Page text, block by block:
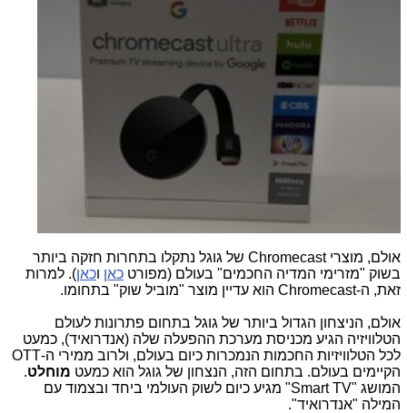
אולם, מוצרי Chromecast של גוגל נתקלו בתחרות חזקה ביותר
בשוק "מזרימי המדיה החכמים" בעולם (מפורט כאן וכאן). למרות
זאת, ה-Chromecast הוא עדיין מוצר "מוביל שוק" בתחומו.
אולם, הניצחון הגדול ביותר של גוגל בתחום פתרונות לעולם
הטלוויזיה הגיע מכניסת מערכת ההפעלה שלה (אנדרואיד), כמעט
לכל הטלוויזיות החכמות הנמכרות כיום בעולם, ולרוב ממירי ה-OTT
הקיימים בעולם. בתחום הזה, הנצחון של גוגל הוא כמעט מוחלט.
המושג "Smart TV" מגיע כיום לשוק העולמי ביחד ובצמוד עם
המילה "אנדרואיד".